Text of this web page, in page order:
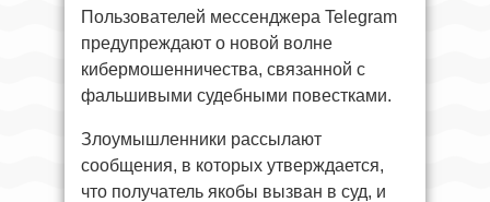
Пользователей мессенджера Telegram
предупреждают о новой волне
кибермошенничества, связанной с
фальшивыми судебными повестками.
Злоумышленники рассылают
сообщения, в которых утверждается,
что получатель якобы вызван в суд, и